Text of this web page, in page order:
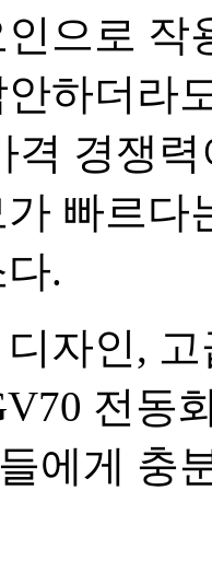
으로 작
하더라
격 경쟁
빠르다
.
자인,
전동
에게 충